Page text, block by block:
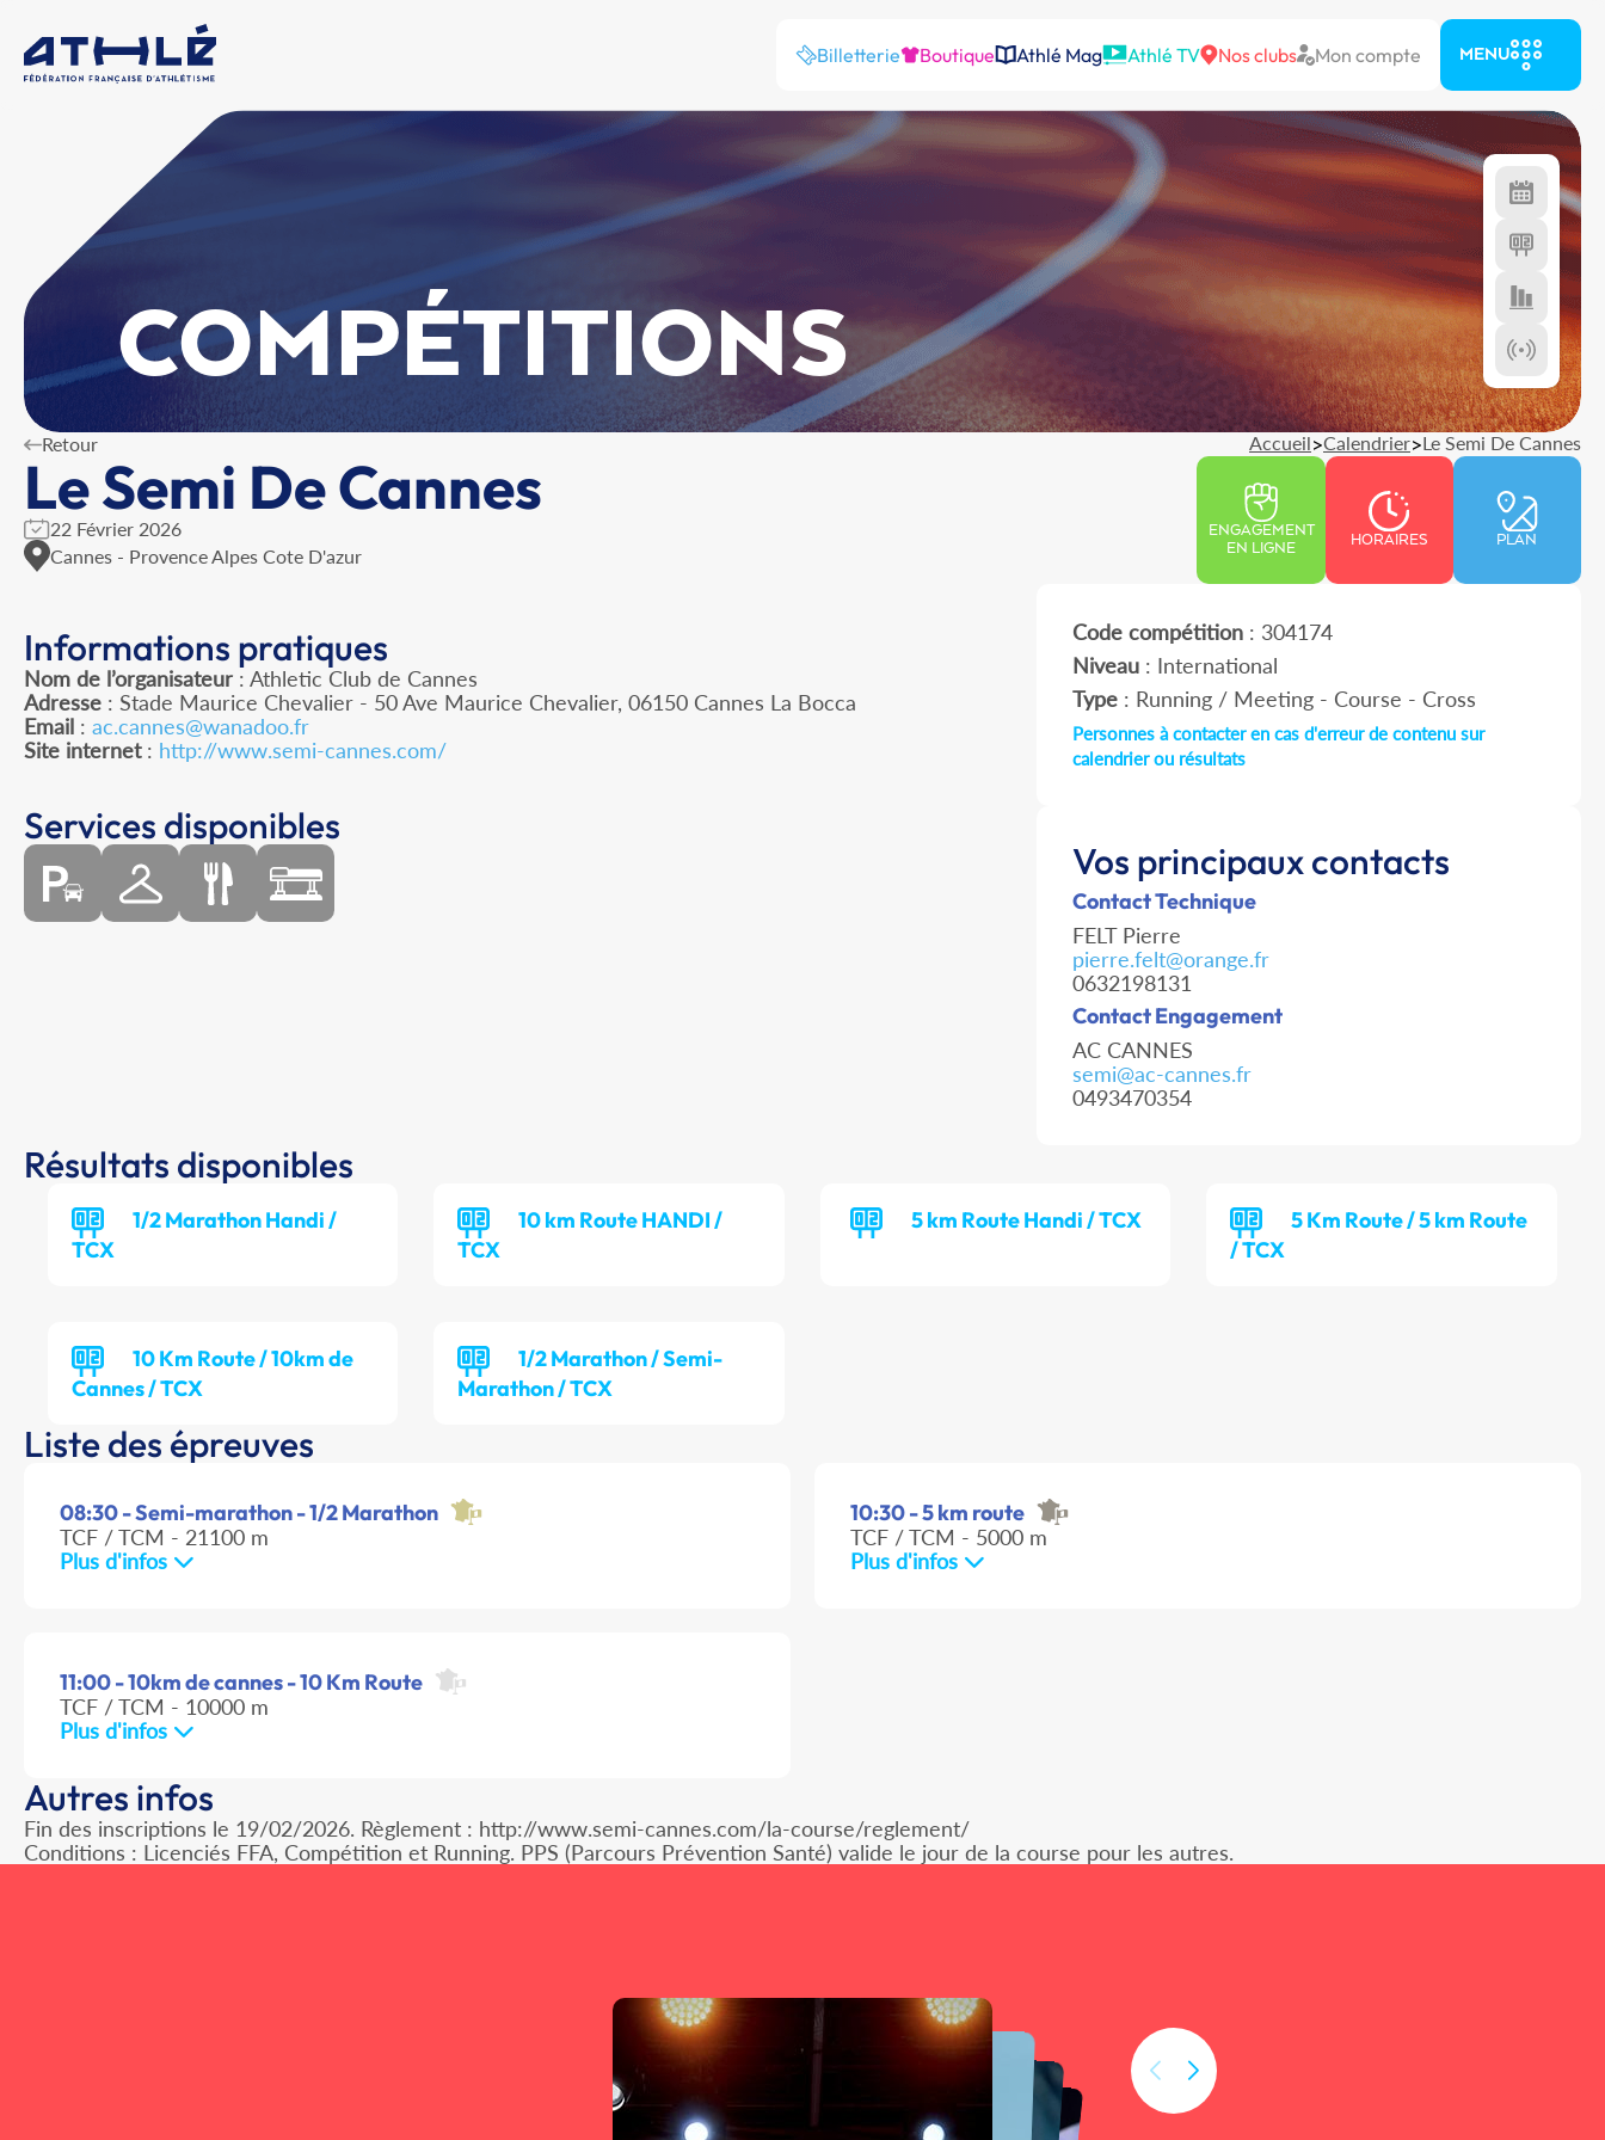
Billetterie Boutique Athlé Mag Athlé TV Nos clubs Mon compte MENU
COMPÉTITIONS
Retour Accueil>Calendrier>Le Semi De Cannes
Le Semi De Cannes
22 Février 2026
Cannes - Provence Alpes Cote D'azur
ENGAGEMENT
EN LIGNE
HORAIRES PLAN
Informations pratiques
Nom de l’organisateur : Athletic Club de Cannes
Adresse : Stade Maurice Chevalier - 50 Ave Maurice Chevalier, 06150 Cannes La Bocca
Email : ac.cannes@wanadoo.fr
Site internet: http://www.semi-cannes.com/
Code compétition: 304174
Niveau: International
Type: Running / Meeting - Course - Cross
Personnes à contacter en cas d'erreur de contenu sur
calendrier ou résultats
Services disponibles
Vos principaux contacts
Contact Technique
FELT Pierre
pierre.felt@orange.fr
0632198131
Contact Engagement
AC CANNES
semi@ac-cannes.fr
0493470354
Résultats disponibles
1/2 Marathon Handi /
TCX
10 km Route HANDI /
TCX
5 km Route Handi / TCX
5 Km Route / 5 km Route
/ TCX
10 Km Route / 10km de
Cannes / TCX
1/2 Marathon / Semi-
Marathon / TCX
Liste des épreuves
08:30 - Semi-marathon - 1/2 Marathon
TCF / TCM - 21100 m
Plus d'infos
10:30 - 5 km route
TCF / TCM - 5000 m
Plus d'infos
11:00 - 10km de cannes - 10 Km Route
TCF / TCM - 10000 m
Plus d'infos
Autres infos
Fin des inscriptions le 19/02/2026. Règlement : http://www.semi-cannes.com/la-course/reglement/
Conditions : Licenciés FFA, Compétition et Running. PPS (Parcours Prévention Santé) valide le jour de la course pour les autres.